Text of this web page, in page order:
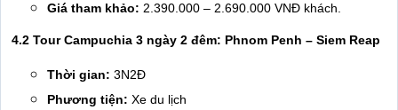
Giá tham khảo: 2.390.000 – 2.690.000 VNĐ khách.
4.2 Tour Campuchia 3 ngày 2 đêm: Phnom Penh – Siem Reap
Thời gian: 3N2Đ
Phương tiện: Xe du lịch